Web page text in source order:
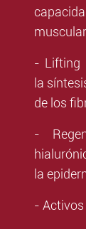
- Lifting
la
de los
-
la
- Activos